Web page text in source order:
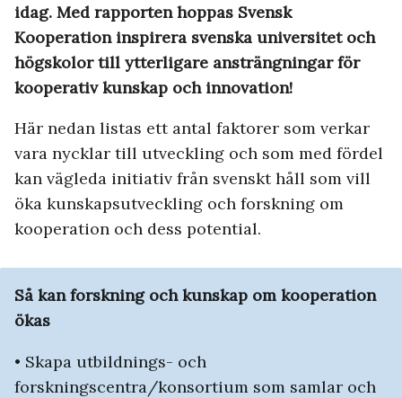
idag. Med rapporten hoppas Svensk
Kooperation inspirera svenska universitet och
högskolor till ytterligare ansträngningar för
kooperativ kunskap och innovation!
Här nedan listas ett antal faktorer som verkar
vara nycklar till utveckling och som med fördel
kan vägleda initiativ från svenskt håll som vill
öka kunskapsutveckling och forskning om
kooperation och dess potential.
Så kan forskning och kunskap om kooperation
ökas
• Skapa utbildnings- och
forskningscentra/konsortium som samlar och